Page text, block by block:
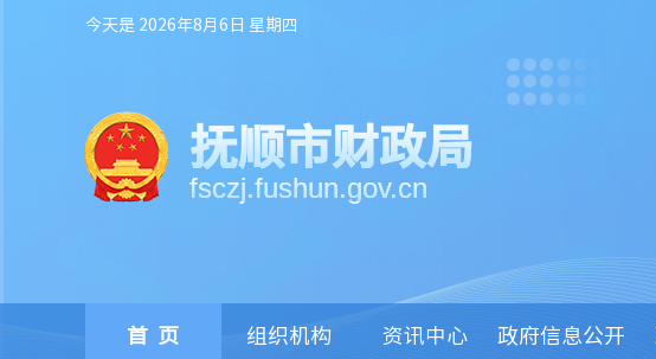
今天是 2026年8月6日 星期四
抚顺市财政局
fsczj.fushun.gov.cn
首页 组织机构 资讯中心 政府信息公开